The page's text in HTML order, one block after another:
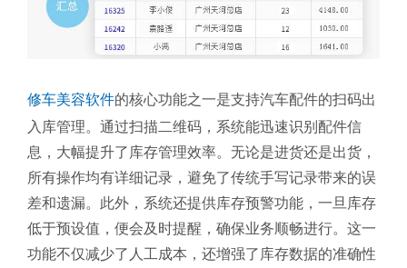
修车美容软件的核心功能之一是支持汽车配件的扫码出
入库管理。通过扫描二维码，系统能迅速识别配件信
息，大幅提升了库存管理效率。无论是进货还是出货，
所有操作均有详细记录，避免了传统手写记录带来的误
差和遗漏。此外，系统还提供库存预警功能，一旦库存
低于预设值，便会及时提醒，确保业务顺畅进行。这一
功能不仅减少了人工成本，还增强了库存数据的准确性